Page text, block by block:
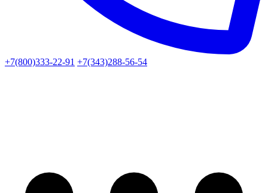
+7(800)333-22-91 +7(343)288-56-54